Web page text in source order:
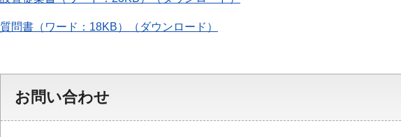
質問書（ワード：18KB）（ダウンロード）
お問い合わせ